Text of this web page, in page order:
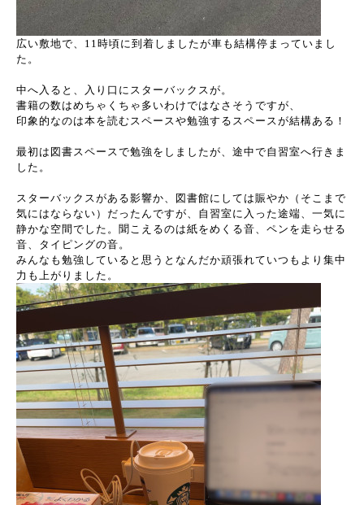
広い敷地で、11時頃に到着しましたが車も結構停まっていまし
た。
中へ入ると、入り口にスターバックスが。
書籍の数はめちゃくちゃ多いわけではなさそうですが、
印象的なのは本を読むスペースや勉強するスペースが結構ある！
最初は図書スペースで勉強をしましたが、途中で自習室へ行きま
した。
スターバックスがある影響か、図書館にしては賑やか（そこまで
気にはならない）だったんですが、自習室に入った途端、一気に
静かな空間でした。聞こえるのは紙をめくる音、ペンを走らせる
音、タイピングの音。
みんなも勉強していると思うとなんだか頑張れていつもより集中
力も上がりました。